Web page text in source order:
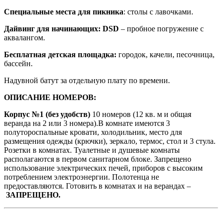
Специальные места для пикника: столы с лавочками.
Дайвинг для начинающих: DSD – пробное погружение с
аквалангом.
Бесплатная детская площадка: городок, качели, песочница,
бассейн.
Надувной батут за отдельную плату по времени.
ОПИСАНИЕ НОМЕРОВ:
Корпус №1 (без удобств) 10 номеров (12 кв. м и общая
веранда на 2 или 3 номера).В комнате имеются 3
полутороспальные кровати, холодильник, место для
размещения одежды (крючки), зеркало, термос, стол и 3 стула.
Розетки в комнатах. Туалетные и душевые комнаты
располагаются в первом санитарном блоке. Запрещено
использование электрических печей, приборов с высоким
потреблением электроэнергии. Полотенца не
предоставляются. Готовить в комнатах и на верандах –
ЗАПРЕЩЕНО.